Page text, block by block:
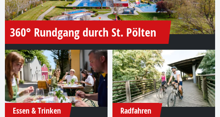
360° Rundgang durch St. Pölten
Essen & Trinken Radfahren